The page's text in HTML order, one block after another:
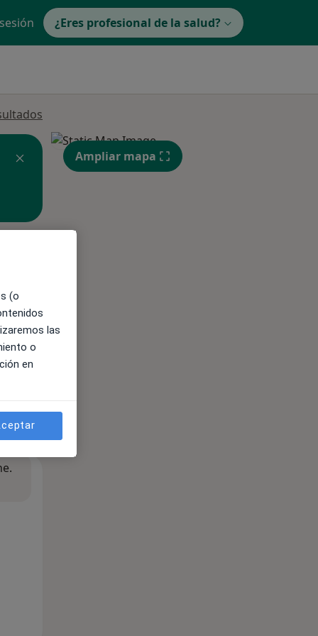
¿Eres profesional de la salud?
Ampliar mapa
(o
las
o
en